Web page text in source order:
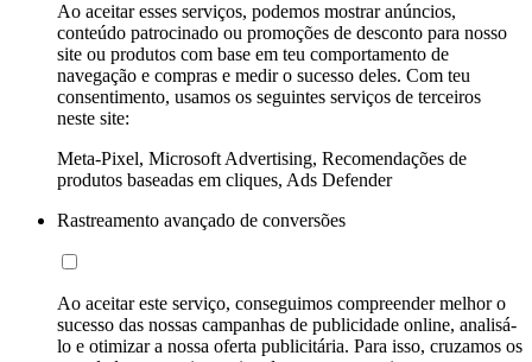
Ao aceitar esses serviços, podemos mostrar anúncios,
conteúdo patrocinado ou promoções de desconto para nosso
site ou produtos com base em teu comportamento de
navegação e compras e medir o sucesso deles. Com teu
consentimento, usamos os seguintes serviços de terceiros
neste site:
Meta-Pixel, Microsoft Advertising, Recomendações de
produtos baseadas em cliques, Ads Defender
Rastreamento avançado de conversões
Ao aceitar este serviço, conseguimos compreender melhor o
sucesso das nossas campanhas de publicidade online, analisá-
lo e otimizar a nossa oferta publicitária. Para isso, cruzamos os